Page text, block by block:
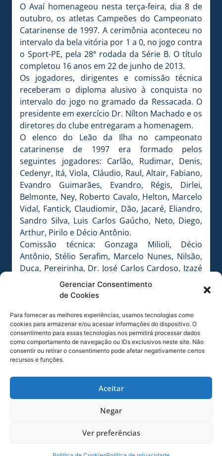
Gerenciar Consentimento
de Cookies
Para fornecer as melhores experiências, usamos tecnologias como
cookies para armazenar e/ou acessar informações do dispositivo. O
consentimento para essas tecnologias nos permitirá processar dados
como comportamento de navegação ou IDs exclusivos neste site. Não
consentir ou retirar o consentimento pode afetar negativamente certos
recursos e funções.
Aceitar
Negar
Ver preferências
O Avaí homenageou nesta terça-feira, dia 8 de
outubro, os atletas Campeões do Campeonato
Catarinense de 1997. A cerimônia aconteceu no
intervalo da bela vitória por 1 a 0, no jogo contra
o Sport-PE, pela 28ª rodada da Série B. O título
completou 16 anos em 22 de junho de 2013.
Os jogadores, dirigentes e comissão técnica
receberam o diploma alusivo à conquista no
intervalo do jogo no gramado da Ressacada. O
presidente em exercício Dr. Nílton Machado e os
diretores do clube entregaram a homenagem.
O elenco do Leão da Ilha no campeonato
catarinense de 1997 era formado pelos
seguintes jogadores: Carlão, Rudimar, Denis,
Cedenyr, Itá, Viola, Cláudio, Raul, Altair, Fabiano,
Evandro Guimarães, Evandro, Régis, Dirlei,
Belmonte, Ney, Roberto Cavalo, Helton, Marcelo
Vidal, Fantick, Claudiomir, Dão, Jacaré, Eliandro,
Sandro Silva, Luis Carlos Gaúcho, Neto, Diego,
Arthur, Pirilo e Décio Antônio.
Comissão técnica: Gonzaga Milioli, Décio
Antônio, Stélio Serafim, Marcelo Nunes, Nilsão,
Duca, Pereirinha, Dr. José Carlos Cardoso, Izazé
e Báu. Diretoria: Flávio Félix, Lourival Amorim,
Ronaldo Hipólito, João Carlos Dias e Vilmar
FOTO:Jamira Furlani / AVAÍ F.C.
COMPARTILHE ESSA NOTÍCIA
MAIS NOTÍCIAS